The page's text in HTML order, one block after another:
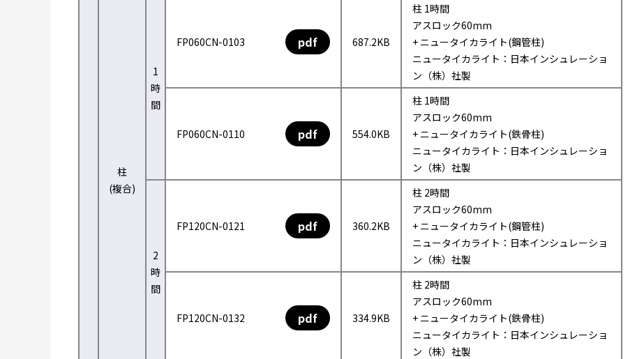
柱
(複合)
1
時
間
FP060CN-0103 pdf 687.2KB
柱 1時間
アスロック60mm
+ ニュータイカライト(鋼管柱)
ニュータイカライト：日本インシュレーショ
ン（株）社製
FP060CN-0110 pdf 554.0KB
柱 1時間
アスロック60mm
+ ニュータイカライト(鉄骨柱)
ニュータイカライト：日本インシュレーショ
ン（株）社製
2
時
間
FP120CN-0121 pdf 360.2KB
柱 2時間
アスロック60mm
+ ニュータイカライト(鋼管柱)
ニュータイカライト：日本インシュレーショ
ン（株）社製
FP120CN-0132 pdf 334.9KB
柱 2時間
アスロック60mm
+ ニュータイカライト(鉄骨柱)
ニュータイカライト：日本インシュレーショ
ン（株）社製